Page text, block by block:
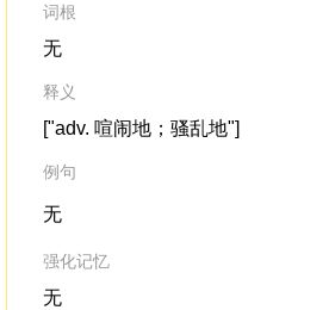
词根
无
释义
["adv. 喧闹地；骚乱地"]
例句
无
强化记忆
无